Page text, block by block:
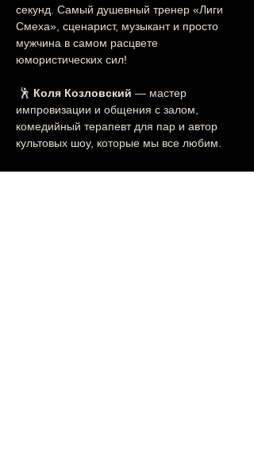
секунд. Самый душевный тренер «Лиги
Смеха», сценарист, музыкант и просто
мужчина в самом расцвете
юмористических сил!
🕺 Коля Козловский — мастер
импровизации и общения с залом,
комедийный терапевт для пар и автор
культовых шоу, которые мы все любим.